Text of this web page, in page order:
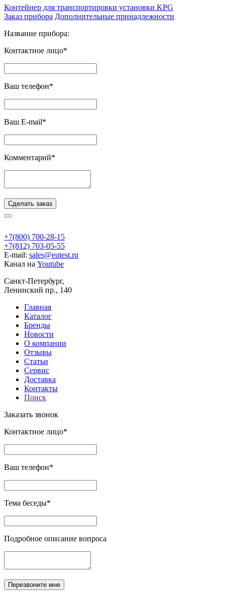
Контейнер для транспортировки установки KPG
Заказ прибора Дополнительные принадлежности
Название прибора:
Контактное лицо*
Ваш телефон*
Ваш E-mail*
Комментарий*
Сделать заказ
+7(800) 700-28-15
+7(812) 703-05-55
E-mail: sales@eutest.ru
Канал на Youtube
Санкт-Петербург,
Ленинский пр., 140
Главная
Каталог
Бренды
Новости
О компании
Отзывы
Статьи
Сервис
Доставка
Контакты
Поиск
Заказать звонок
Контактное лицо*
Ваш телефон*
Тема беседы*
Подробное описание вопроса
Перезвоните мне